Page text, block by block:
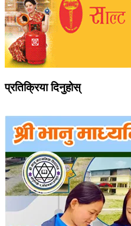
प्रतिक्रिया दिनुहोस्